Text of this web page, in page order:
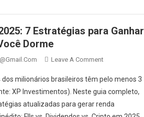
7 Estratégias para Ganhar
Dorme
Leave A CommentOn
Passiva
Em
2025:
dos milionários brasileiros têm pelo menos 3
XP Investimentos). Neste guia completo,
atualizadas para gerar renda